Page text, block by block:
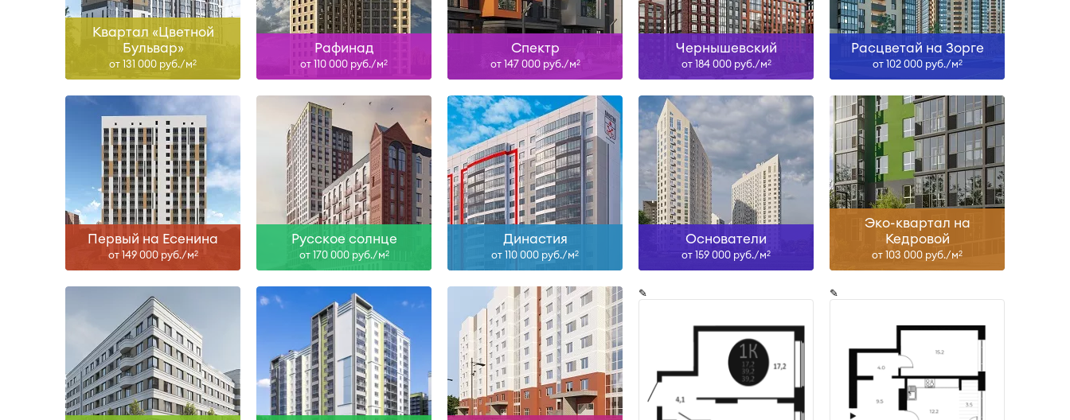
Квартал «Цветной
Бульвар»
от 131 000 руб./м2
Рафинад
от 110 000 руб./м2
Спектр
от 147 000 руб./м2
Чернышевский
от 184 000 руб./м2
Расцветай на Зорге
от 102 000 руб./м2
Первый на Есенина
от 149 000 руб./м2
Узнать больше
Русское солнце
от 170 000 руб./м2
Узнать больше
Династия
от 110 000 руб./м2
Узнать больше
Основатели
от 159 000 руб./м2
Узнать больше
Эко-квартал на
Кедровой
от 103 000 руб./м2
Узнать больше
Сдан
Узнать больше
Сдан
Узнать больше
Сдан
Узнать больше
✎ ✎